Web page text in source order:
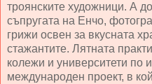
троянските художници. А
съпругата на Енчо,
грижи освен за вкусната
стажантите. Лятната
колежи и университети по
международен проект, в